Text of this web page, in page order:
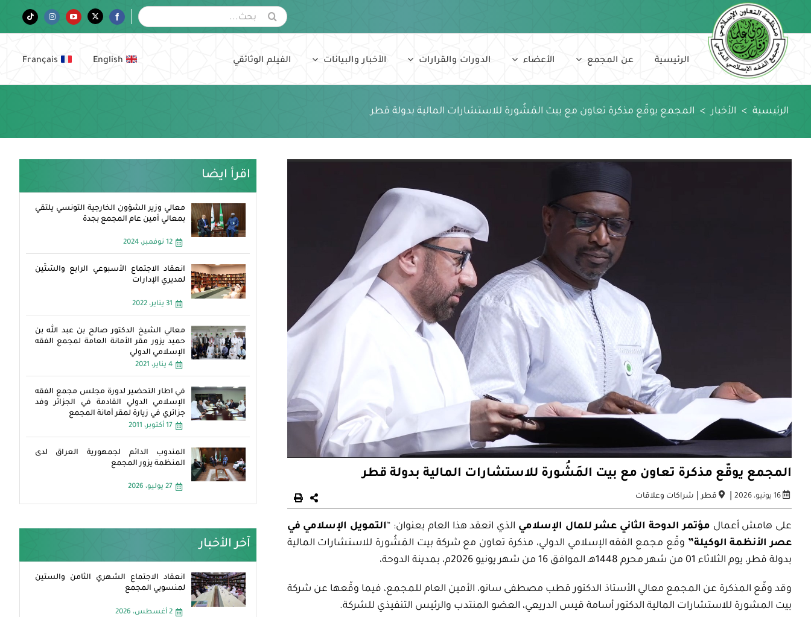
content
البحث
عن:
Facebook
Twitter
YouTube
Instagram
Tiktok
الرئيسية عن المجمع الأعضاء الدورات والقرارات الأخبار والبيانات الفيلم الوثائقي English
Français
الرئيسية > الأخبار > المجمع يوقّع مذكرة تعاون مع بيت المَشُورة للاستشارات المالية بدولة قطر
المجمع يوقّع مذكرة تعاون مع بيت المَشُورة للاستشارات المالية بدولة قطر
16 يونيو، 2026 | قطر| شراكات وعلاقات
على هامش أعمال مؤتمر الدوحة الثاني عشر للمال الإسلامي الذي انعقد هذا العام بعنوان: “التمويل الإسلامي في
عصر الأنظمة الوكيلة” وقّع مجمع الفقه الإسلامي الدولي، مذكرة تعاون مع شركة بيت المَشُورة للاستشارات المالية
بدولة قطر، يوم الثلاثاء 01 من شهر محرم 1448هـ الموافق 16 من شهر يونيو 2026م، بمدينة الدوحة،
وقد وقّع المذكرة عن المجمع معالي الأستاذ الدكتور قطب مصطفى سانو، الأمين العام للمجمع، فيما وقّعها عن شركة
بيت المشورة للاستشارات المالية الدكتور أسامة قيس الدريعي، العضو المنتدب والرئيس التنفيذي للشركة.
اقرأ ايضا
معالي وزير الشؤون الخارجية التونسي يلتقي
بمعالي أمين عام المجمع بجدة
12 نوفمبر، 2024
انعقاد الاجتماع الأسبوعي الرابع والسّتّين
لمديري الإدارات
31 يناير، 2022
معالي الشيخ الدكتور صالح بن عبد الله بن
حميد يزور مقر الأمانة العامة لمجمع الفقه
الإسلامي الدولي
4 يناير، 2021
في اطار التحضير لدورة مجلس مجمع الفقه
الإسلامي الدولي القادمة في الجزائر وفد
جزائري في زيارة لمقر أمانة المجمع
17 أكتوبر، 2011
المندوب الدائم لجمهورية العراق لدى
المنظمة يزور المجمع
27 يوليو، 2026
آخر الأخبار
انعقاد الاجتماع الشهري الثامن والستين
لمنسوبي المجمع
2 أغسطس، 2026